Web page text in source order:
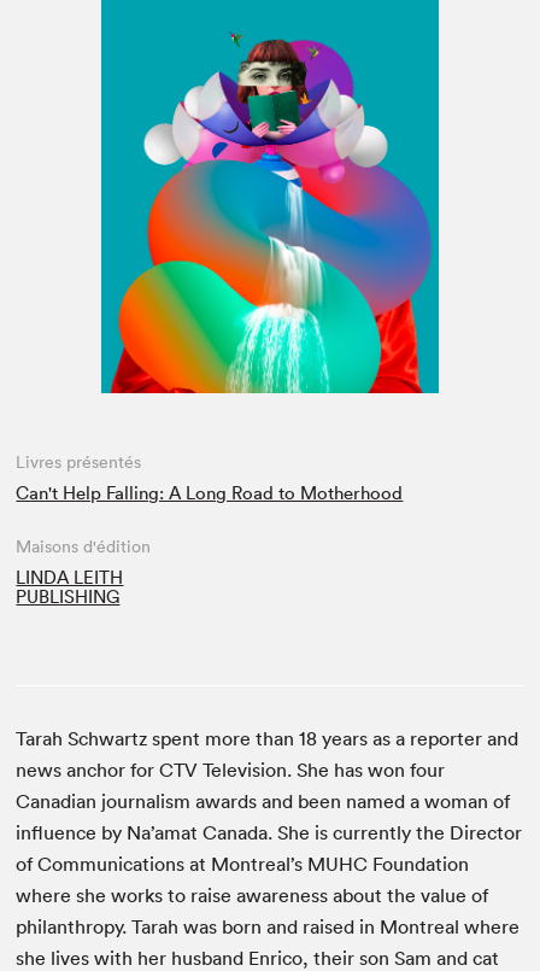
Livres présentés
Can't Help Falling: A Long Road to Motherhood
Maisons d'édition
LINDA LEITH
PUBLISHING
Tarah Schwartz spent more than 18 years as a reporter and
news anchor for CTV Television. She has won four
Canadian journalism awards and been named a woman of
influence by Na’amat Canada. She is currently the Director
of Communications at Montreal’s MUHC Foundation
where she works to raise awareness about the value of
philanthropy. Tarah was born and raised in Montreal where
she lives with her husband Enrico, their son Sam and cat